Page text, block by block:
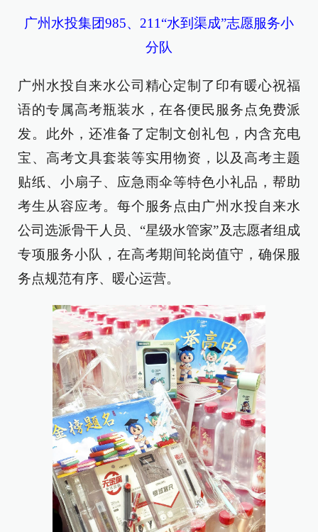
广州水投集团985、211“水到渠成”志愿服务小
分队
广州水投自来水公司精心定制了印有暖心祝福
语的专属高考瓶装水，在各便民服务点免费派
发。此外，还准备了定制文创礼包，内含充电
宝、高考文具套装等实用物资，以及高考主题
贴纸、小扇子、应急雨伞等特色小礼品，帮助
考生从容应考。每个服务点由广州水投自来水
公司选派骨干人员、“星级水管家”及志愿者组成
专项服务小队，在高考期间轮岗值守，确保服
务点规范有序、暖心运营。